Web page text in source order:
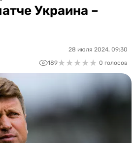
Украина –
28 июля 2024, 09:30
189★★★★★
★★★★★ 0 голосов